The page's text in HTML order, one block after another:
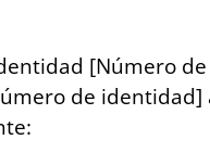
[Número
de identidad]